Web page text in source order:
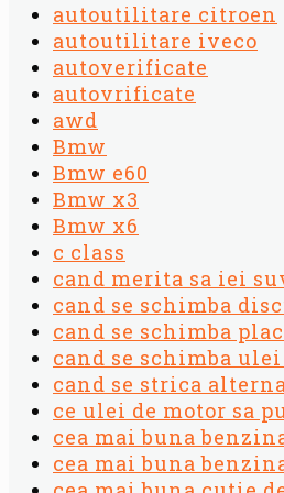
autoutilitare citroen
autoutilitare iveco
autoverificate
autovrificate
awd
Bmw
Bmw e60
Bmw x3
Bmw x6
c class
cand merita sa iei
cand se schimba
cand se schimba
cand se schimba
cand se strica
ce ulei de motor sa
cea mai buna
cea mai buna